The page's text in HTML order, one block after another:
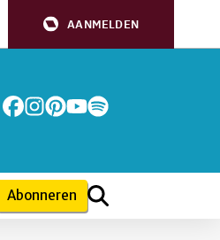
AANMELDEN
Abonneren